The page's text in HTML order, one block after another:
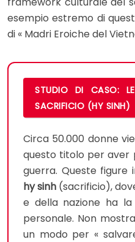
esempio estremo di
di « Madri Eroiche del
STUDIO DI CASO:
SACRIFICIO (HY SINH)
Circa 50.000 donne
questo titolo per aver
guerra. Queste
hy sinh (sacrificio),
e della nazione ha
personale. Non
un modo per «